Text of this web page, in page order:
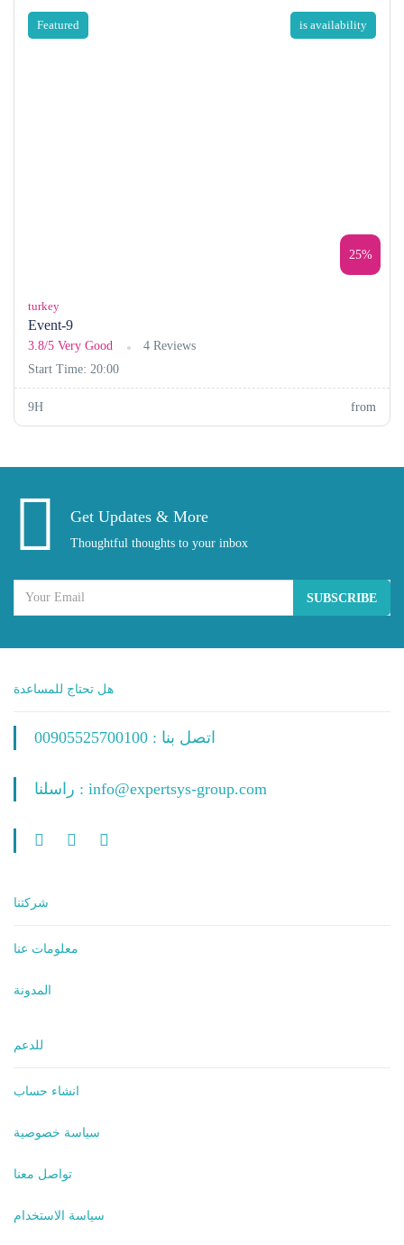
Featured is availability
25%
turkey
Event-9
3.8/5 Very Good
4 Reviews
Start Time: 20:00
9H from
Get Updates & More
Thoughtful thoughts to your inbox
SUBSCRIBE
هل تحتاج للمساعدة
اتصل بنا : 00905525700100
راسلنا : info@expertsys-group.com
شركتنا
معلومات عنا
المدونة
للدعم
انشاء حساب
سياسة خصوصية
تواصل معنا
سياسة الاستخدام